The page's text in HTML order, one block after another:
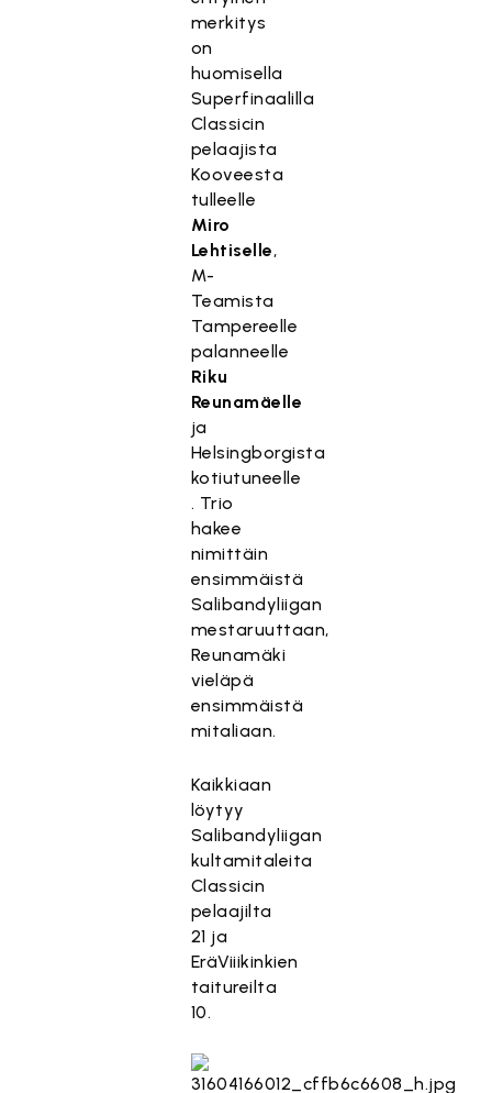
merkitys
on
huomisella
Superfinaalilla
Classicin
pelaajista
Kooveesta
tulleelle
Miro
Lehtiselle,
M-
Teamista
Tampereelle
palanneelle
Riku
Reunamäelle
ja
Helsingborgista
kotiutuneelle
. Trio
hakee
nimittäin
ensimmäistä
Salibandyliigan
mestaruuttaan,
Reunamäki
vieläpä
ensimmäistä
mitaliaan.
Kaikkiaan
löytyy
Salibandyliigan
kultamitaleita
Classicin
pelaajilta
21 ja
EräViiikinkien
taitureilta
10.